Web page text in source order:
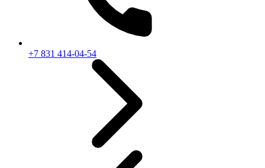
+7 831 414-04-54